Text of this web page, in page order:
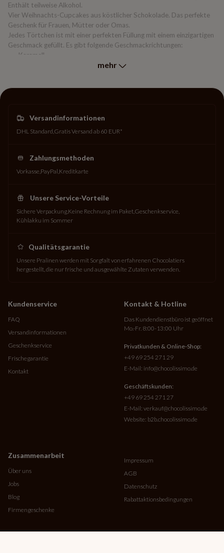
Enthält teilweise Alkohol.
Vier Weihnachts-Cupcakes aus köstlicher Schokolade. Das perfekte
Geschenk für Frauen, Mütter oder Omas.
Jedes Törtchen ist mit einer perfekten Füllung mit einem einzigartigen
Geschmack gefüllt. Es gibt folgende Geschmackrichtungen:
- Karamell,
- Erdbeere,
Geschenk.
mehr
Versandinformationen
DHL Standard Gratis Versand ab 60 EUR*
Zahlungsmethoden
Vorkasse PayPal Kreditkarte
Unsere Service-Vorteile
Sichere Verpackung Keine Rechnung im Paket Geschenkservice
Kühlakku im Sommer
Qualitätsgarantie
Unsere Pralinen werden mit Sorgfalt von erfahrenen Chocolatiers
hergestellt, die nur frische und ausgewählte Zutaten verwenden.
Kundenservice
FAQ
Versandinformationen
Geschenkservice
Frischegarantie
Kontakt
Zusammenarbeit
Über uns
Jobs
Blog
Firmengeschenke
Kontakt & Hotline
Das Kundendienstbüro ist geöffnet
Mo.-Fr. 8:00-13:00 Uhr
Privatkunden & Online-Shop:
+49 69 254 271 29
E-Mail: info@chocolissimo.de
Geschäftskunden:
+49 69 254 271 27
E-Mail: verkauf@chocolissimo.de
Website: b2b.chocolissimo.de
Impressum
AGB
Datenschutz
Rabattaktionsbedingungen